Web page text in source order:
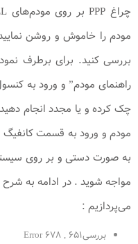
مودم را خاموش و روشن
بررسی کنید. برای برطرف
راهنمای مودم” و ورود به
چک کرده و یا مجدد انجام دهید.
مودم و ورود به قسمت
به صورت دستی و بر روی
مواجه شوید . در ادامه به
می‌پردازیم :
بررسیError 678 , 651